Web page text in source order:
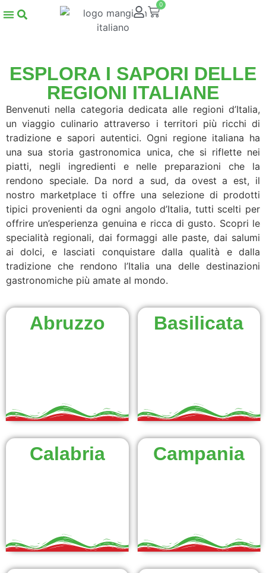
0
ESPLORA I SAPORI DELLE
REGIONI ITALIANE
Benvenuti nella categoria dedicata alle regioni d’Italia,
un viaggio culinario attraverso i territori più ricchi di
tradizione e sapori autentici. Ogni regione italiana ha
una sua storia gastronomica unica, che si riflette nei
piatti, negli ingredienti e nelle preparazioni che la
rendono speciale. Da nord a sud, da ovest a est, il
nostro marketplace ti offre una selezione di prodotti
tipici provenienti da ogni angolo d’Italia, tutti scelti per
offrire un’esperienza genuina e ricca di gusto. Scopri le
specialità regionali, dai formaggi alle paste, dai salumi
ai dolci, e lasciati conquistare dalla qualità e dalla
tradizione che rendono l’Italia una delle destinazioni
gastronomiche più amate al mondo.
Abruzzo Basilicata
Calabria Campania